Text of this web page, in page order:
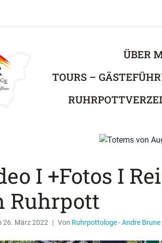
ÜBER
TOURS –
I +Fotos I
Ruhrpott
26. März 2022 Von Ruhrpottologe - Andre Brune